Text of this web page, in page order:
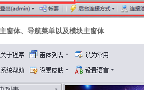
窗体、导航菜单以及模块主窗体